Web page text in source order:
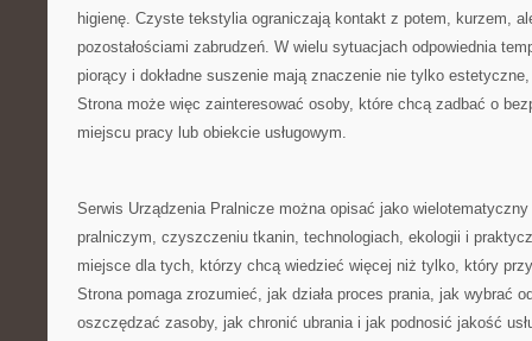
higienę. Czyste tekstylia ograniczają kontakt z potem, kurzem,
pozostałościami zabrudzeń. W wielu sytuacjach odpowiednia
piorący i dokładne suszenie mają znaczenie nie tylko
Strona może więc zainteresować osoby, które chcą zadbać o
miejscu pracy lub obiekcie usługowym.
Serwis Urządzenia Pralnicze można opisać jako
pralniczym, czyszczeniu tkanin, technologiach, ekologii i
miejsce dla tych, którzy chcą wiedzieć więcej niż tylko, który
Strona pomaga zrozumieć, jak działa proces prania, jak wybrać
oszczędzać zasoby, jak chronić ubrania i jak podnosić jakość